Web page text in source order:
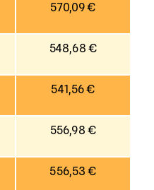
570,09 €
548,68 €
541,56 €
556,98 €
556,53 €